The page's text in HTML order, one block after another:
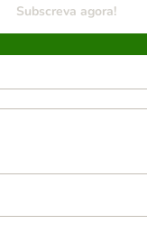
Subscreva agora!